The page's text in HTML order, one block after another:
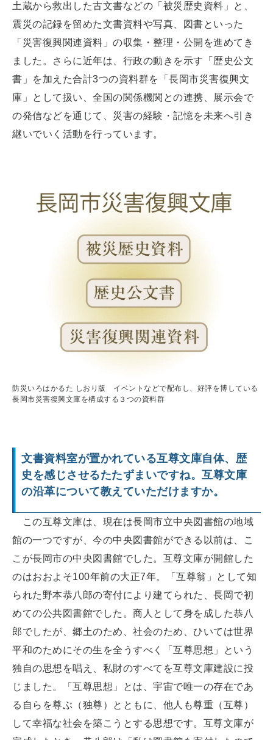
土蔵から救出した古文書などの「被災歴史資料」と、
震災の記録を留めた文書資料や写真、図書といった
「災害復興関連資料」の収集・整理・公開を進めてき
ました。さらに近年は、行政の動きを示す「歴史公文
書」を加えた合計3つの資料群を「長岡市災害復興文
庫」として扱い、全国の関係機関との連携、展示会で
の発信などを通じて、災害の経験・記憶を未来へ引き
継いでいく活動を行っています。
防災いろはかるた しおり版 イベントなどで配布し、好評を博している
長岡市災害復興文庫を構成する３つの資料群
文書資料室が置かれている互尊文庫自体、歴
史を感じさせるたたずまいですね。互尊文庫
の沿革について教えていただけますか。
この互尊文庫は、現在は長岡市立中央図書館の地域
館の一つですが、今の中央図書館ができる以前は、こ
こが長岡市の中央図書館でした。互尊文庫が開館した
のはおおよそ100年前の大正7年。「互尊翁」として知
られた野本恭八郎の寄付により建てられた、長岡で初
めての公共図書館でした。商人として身を成した恭八
郎でしたが、郷土のため、社会のため、ひいては世界
平和のためにその生を全うすべく「互尊思想」という
独自の思想を唱え、私財のすべてを互尊文庫建設に投
じました。「互尊思想」とは、宇宙で唯一の存在であ
る自らを尊ぶ（独尊）とともに、他人も尊重（互尊）
して幸福な社会を築こうとする思想です。互尊文庫が